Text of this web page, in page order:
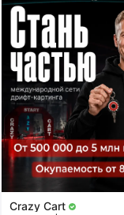
Crazy Cart